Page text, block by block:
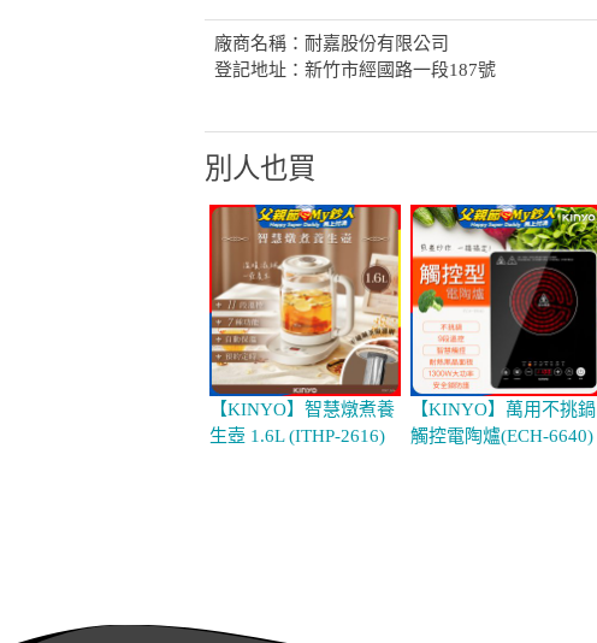
廠商名稱：耐嘉股份有限公司
登記地址：新竹市經國路一段187號
別人也買
【KINYO】智慧燉煮養
生壺 1.6L (ITHP-2616)
【KINYO】萬用不挑鍋
觸控電陶爐(ECH-6640)